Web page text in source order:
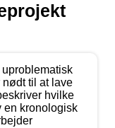
til at lave
hvilke
en kronologisk